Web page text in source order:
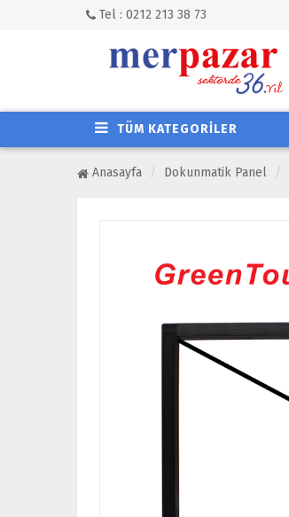
Tel : 0212 213 38 73
TÜM KATEGORİLER
Anasayfa Dokunmatik Panel